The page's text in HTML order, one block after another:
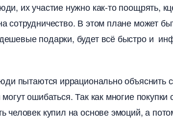
их участие нужно как-то поощрять,
сотрудничество. В этом плане может
подарки, будет всё быстро и
пытаются иррационально объяснить
ошибаться. Так как многие
человек купил на основе эмоций, а